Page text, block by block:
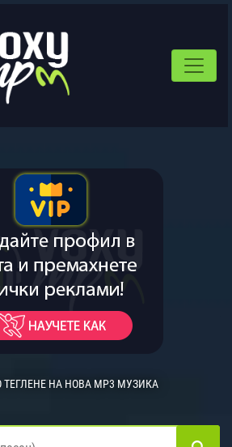
ТЕГЛЕНЕ НА НОВА MP3 МУЗИКА